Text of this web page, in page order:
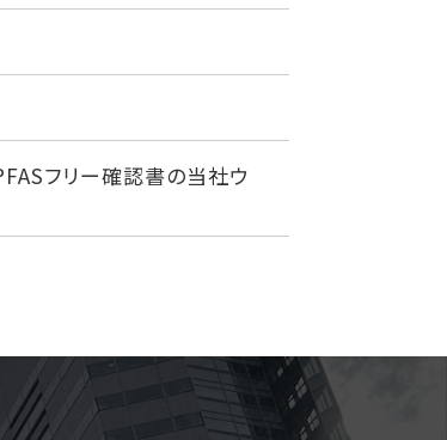
フリー確認書の当社ウ